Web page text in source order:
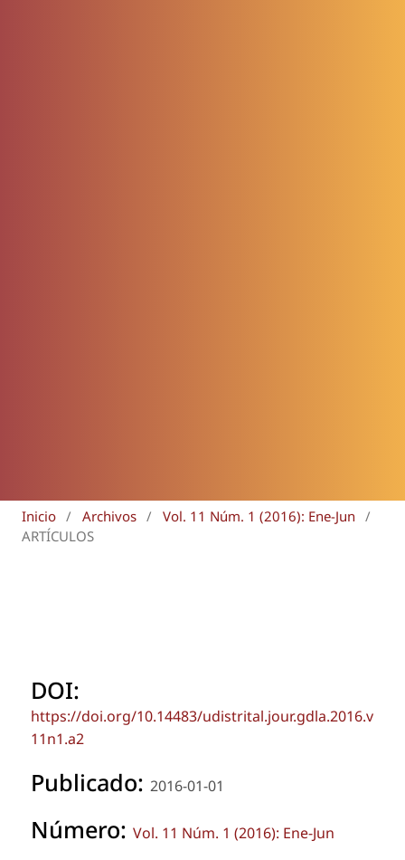
Inicio / Archivos / Vol. 11 Núm. 1 (2016): Ene-Jun
/
ARTÍCULOS
DOI:
https://doi.org/10.14483/udistrital.jour.gdla.2016.v
11n1.a2
Publicado: 2016-01-01
Número: Vol. 11 Núm. 1 (2016): Ene-Jun